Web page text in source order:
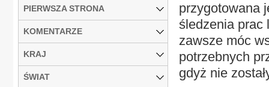
przygotowana
śledzenia prac
zawsze móc
potrzebnych
gdyż nie
PIERWSZA STRONA
KOMENTARZE
KRAJ
ŚWIAT